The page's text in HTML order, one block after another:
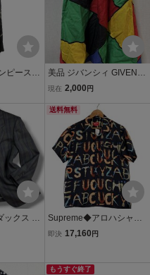
ピース
ック ノ
替 385-62
レディ
美品 ジバンシィ GIVENC
HY スカート ひざ丈 10 M
ラー 総柄 パッチワーク風
レトロ ヴィンテージ 正規
現在 2,000 円
ックス D
ャケッ
リーン 9
送料無料
Supreme◆アロハシャツ/
M/シルク/マルチカラー/総
即決 17,160 円
もうすぐ終了